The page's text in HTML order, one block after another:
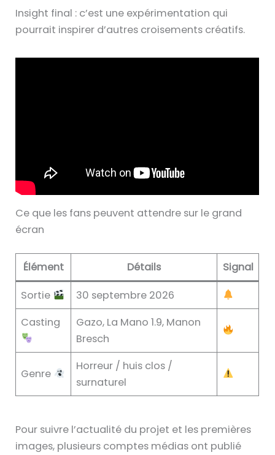
Insight final : c’est une expérimentation qui
pourrait inspirer d’autres croisements créatifs.
Ce que les fans peuvent attendre sur le grand
écran
Élément Détails
Signal
Sortie
30 septembre 2026
Casting
Gazo, La Mano 1.9, Manon
Bresch
Genre
Horreur / huis clos /
surnaturel
Pour suivre l’actualité du projet et les premières
images, plusieurs comptes médias ont publié